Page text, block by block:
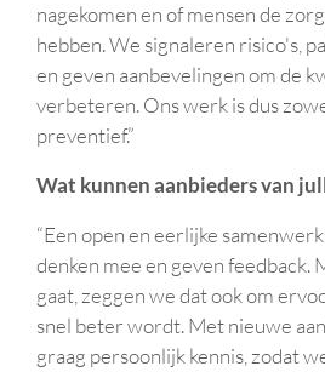
nagekomen en of mensen de
hebben. We signaleren risico's,
en geven aanbevelingen om de
verbeteren. Ons werk is dus
preventief.”
Wat kunnen aanbieders van
“Een open en eerlijke
denken mee en geven feedback.
gaat, zeggen we dat ook om
snel beter wordt. Met nieuwe
graag persoonlijk kennis, zodat